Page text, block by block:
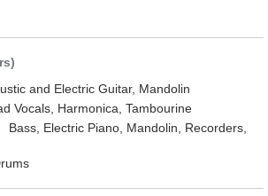
and Electric Guitar, Mandolin
Vocals, Harmonica, Tambourine
Bass, Electric Piano, Mandolin, Recorders,